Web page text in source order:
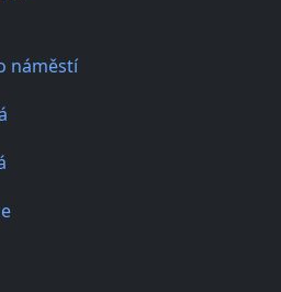
náměstí